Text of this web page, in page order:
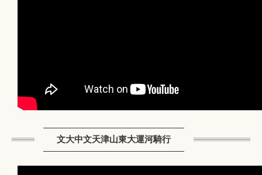
文大中文天津山東大運河騎行